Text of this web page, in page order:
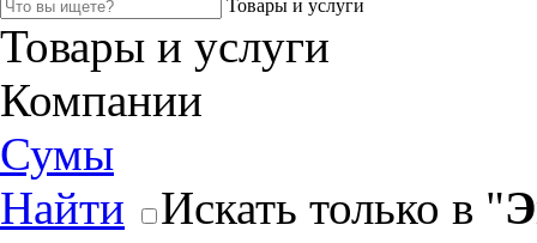
Товары и услуги
Товары и услуги
Компании
Сумы
Найти
Искать только в "